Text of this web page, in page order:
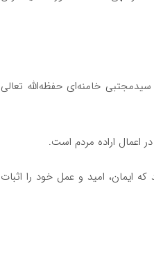
خامنه‌ای حفظه‌الله تعالی
ایمان، امید و عمل خود را اثبات